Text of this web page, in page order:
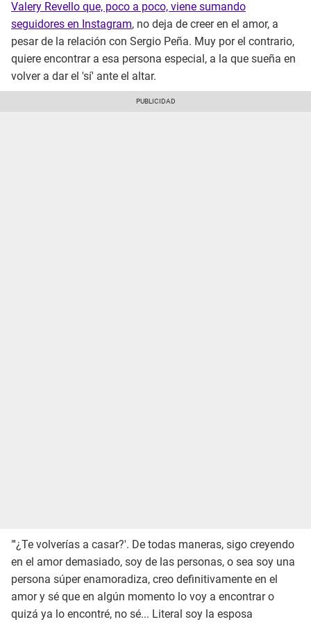
Valery Revello que, poco a poco, viene sumando
seguidores en Instagram, no deja de creer en el amor, a
pesar de la relación con Sergio Peña. Muy por el contrario,
quiere encontrar a esa persona especial, a la que sueña en
volver a dar el 'sí' ante el altar.
"'¿Te volverías a casar?'. De todas maneras, sigo creyendo
en el amor demasiado, soy de las personas, o sea soy una
persona súper enamoradiza, creo definitivamente en el
amor y sé que en algún momento lo voy a encontrar o
quizá ya lo encontré, no sé... Literal soy la esposa